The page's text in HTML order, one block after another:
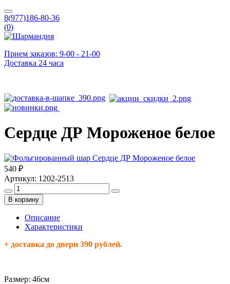
8(977)186-80-36
(0)
Прием заказов: 9-00 - 21-00
Доставка 24 часа
Сердце ДР Мороженое белое
540 ₽
Артикул: 1202-2513
В корзину
Описание
Характеристики
+ доставка до двери 390 рублей.
Размер: 46см